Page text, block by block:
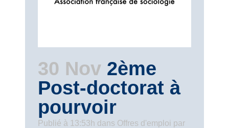
30 Nov 2ème
Post-doctorat à
pourvoir
Publié à 13:53h dans Offres d'emploi par